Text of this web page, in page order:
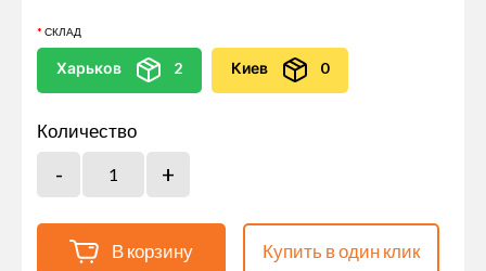
СКЛАД
Харьков 2 Киев 0
Количество
В корзину Купить в один клик